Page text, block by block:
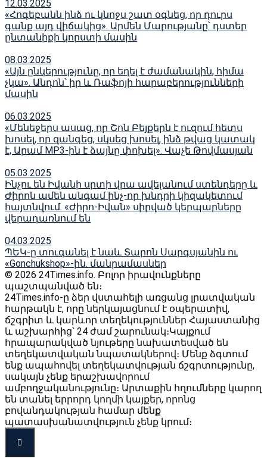
12.03.2025
«Հոգեբանն ինձ ու կնոջս շատ օգնեց, որ դուրս
գանք այդ վիճակից». Արմեն Մարությանը՝ դստեր
ընտանիքի կորստի մասին
08.03.2025
«Այն ընկերությունը, որ եղել է ժամանակին, հիմա
չկա». Անդոն՝ իր և Ռաֆոյի հարաբերությունների
մասին
06.03.2025
«Մենեջերս ասաց, որ Շոն Բեյքերն է ուզում հետս
խոսել, որ զանգեց, սկսեց խոսել, ինձ թվաց կատակ
է, Արամ MP3-ին է ձայնը փոխել». Վաչե Թովմասյան
05.03.2025
Ինչու են Իվանի սրտի վրա ավելանում ստենդերը և
Ժիրոն ամեն անգամ ինչ-որ խնդրի կիզակետում
հայտնվում. «Ժիրո-Իվան» սիրված կերպարները
վերադառնում են
04.03.2025
ՊԵԿ-ը տուգանել է նաև Տարոն Սարգսյանին ու
«Gonchukshop»-ին. մանրամասներ
© 2026 24Times.info․ Բոլոր իրավունքները
պաշտպանված են։
24Times.info-ը ձեր վստահելի առցանց լրատվական
հարթակն է, որը ներկայացնում է օպերատիվ,
ճշգրիտ և կարևոր տեղեկություններ Հայաստանից
և աշխարհից՝ 24 ժամ շարունակ։Կայքում
հրապարակված նյութերը նախատեսված են
տեղեկատվական նպատակներով։ Մենք ձգտում
ենք ապահովել տեղեկատվության ճշգրտությունը,
սակայն չենք երաշխավորում
ամբողջականությունը։ Արտաքին հղումները կարող
են տանել երրորդ կողմի կայքեր, որոնց
բովանդակության համար մենք
պատասխանատվություն չենք կրում։